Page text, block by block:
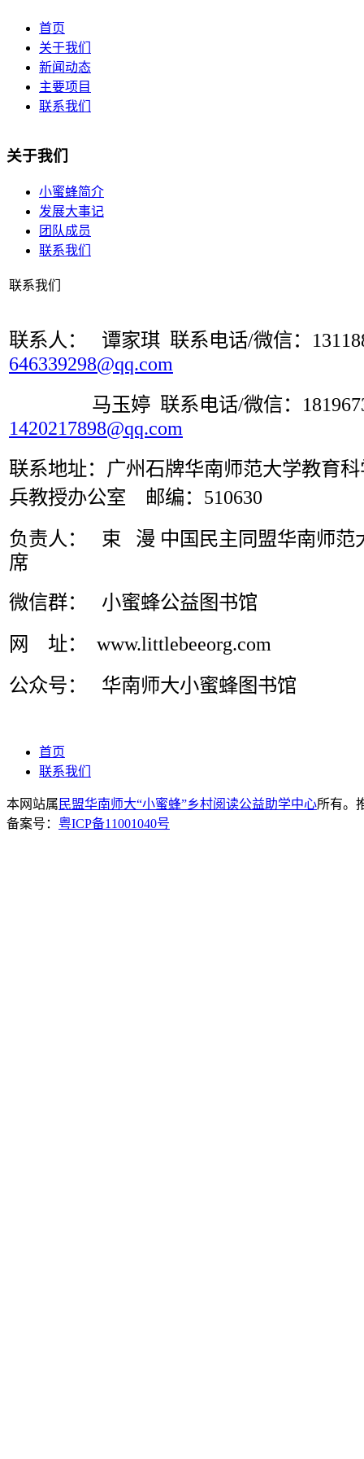
首页
关于我们
新闻动态
主要项目
联系我们
关于我们
小蜜蜂简介
发展大事记
团队成员
联系我们
联系我们
联系人： 谭家琪 联系电话/微信：
646339298@qq.com
马玉婷 联系电话/微信：
1420217898@qq.com
联系地址：广州石牌华南师范大学教育
兵教授办公室 邮编：510630
负责人： 束 漫 中国民主同盟华南师范
席
微信群： 小蜜蜂公益图书馆
网 址： www.littlebeeorg.com
公众号： 华南师大小蜜蜂图书馆
首页
联系我们
本网站属 民盟华南师大“小蜜蜂”乡村阅读公益助学中心所有。
备案号： 粤ICP备11001040号